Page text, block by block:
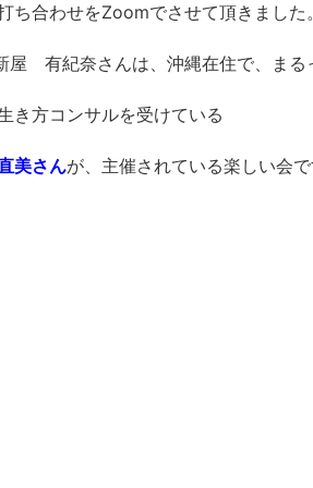
ち合わせをZoomでさせて頂きました。
屋 有紀奈さんは、沖縄在住で、まる
き方コンサルを受けている
美さんが、 主催されている楽しい会で